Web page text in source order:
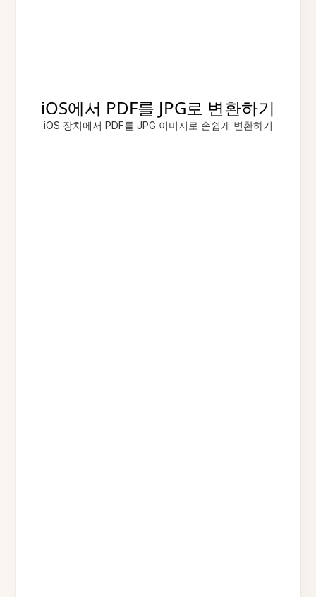
iOS에서 PDF를 JPG로 변환하기
iOS 장치에서 PDF를 JPG 이미지로 손쉽게 변환하기